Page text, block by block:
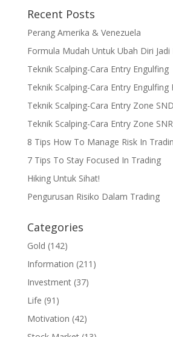
Recent Posts
Perang Amerika & Venezuela
Formula Mudah Untuk Ubah Diri Jadi
Teknik Scalping-Cara Entry Engulfing
Teknik Scalping-Cara Entry Engulfing
Teknik Scalping-Cara Entry Zone SND
Teknik Scalping-Cara Entry Zone SNR
8 Tips How To Manage Risk In
7 Tips To Stay Focused In Trading
Hiking Untuk Sihat!
Pengurusan Risiko Dalam Trading
Categories
Gold (142)
Information (211)
Investment(37)
Life (91)
Motivation (42)